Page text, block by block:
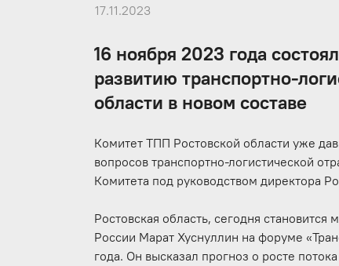
17.11.2023
16 ноября 2023 года
развитию транспортно-
области в новом составе
Комитет ТПП Ростовской области уже
вопросов транспортно-логистической
Комитета под руководством директора
Ростовская область, сегодня
России Марат Хуснуллин на форуме
года. Он высказал прогноз о росте